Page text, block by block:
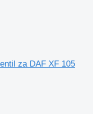
za DAF XF 105